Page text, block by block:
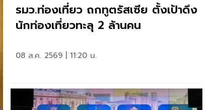
รมว.ท่องเที่ยว ถกทูตรัสเซีย ตั้งเป้าดึง
นักท่องเที่ยวทะลุ 2 ล้านคน
08 ส.ค. 2569 | 11:20 น.